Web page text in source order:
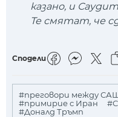
казано, и
Те смятат, че
Сподели
#преговори между
#примирие с Иран
#Доналд Тръмп